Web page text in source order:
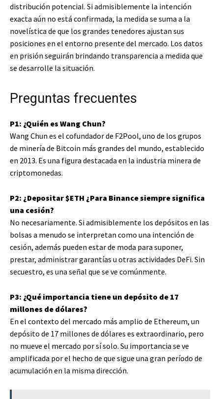
distribución potencial. Si admisiblemente la intención
exacta aún no está confirmada, la medida se suma a la
novelística de que los grandes tenedores ajustan sus
posiciones en el entorno presente del mercado. Los datos
en prisión seguirán brindando transparencia a medida que
se desarrolle la situación.
Preguntas frecuentes
P1: ¿Quién es Wang Chun?
Wang Chun es el cofundador de F2Pool, uno de los grupos
de minería de Bitcoin más grandes del mundo, establecido
en 2013. Es una figura destacada en la industria minera de
criptomonedas.
P2: ¿Depositar$ETH ¿Para Binance siempre significa
una cesión?
No necesariamente. Si admisiblemente los depósitos en las
bolsas a menudo se interpretan como una intención de
cesión, además pueden estar de moda para suponer,
prestar, administrar garantías u otras actividades DeFi. Sin
secuestro, es una señal que se ve comúnmente.
P3: ¿Qué importancia tiene un depósito de 17
millones de dólares?
En el contexto del mercado más amplio de Ethereum, un
depósito de 17 millones de dólares es extraordinario, pero
no mueve el mercado por sí solo. Su importancia se ve
amplificada por el hecho de que sigue una gran período de
acumulación en la misma dirección.